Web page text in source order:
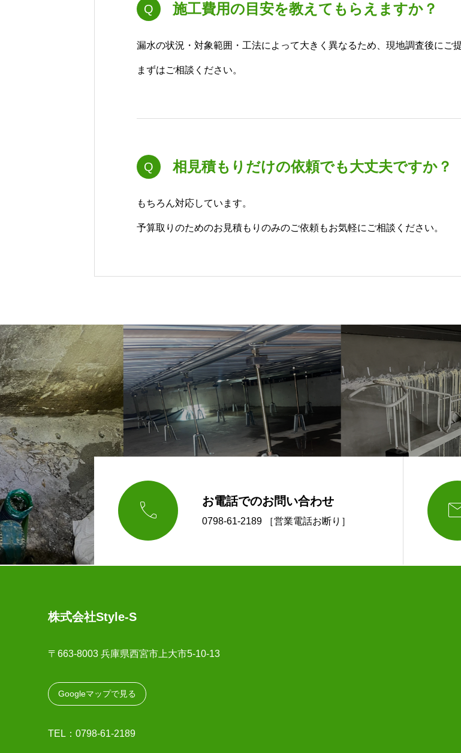
Q 施工費用の目安を教えてもらえますか？
漏水の状況・対象範囲・工法によって大きく異なるため、現地調査後にご
まずはご相談ください。
Q 相見積もりだけの依頼でも大丈夫ですか？
もちろん対応しています。
予算取りのためのお見積もりのみのご依頼もお気軽にご相談ください。
 お電話でのお問い合わせ
0798-61-2189 ［営業電話お断り］
株式会社Style-S
〒663-8003 兵庫県西宮市上大市5-10-13
Googleマップで見る
TEL：0798-61-2189